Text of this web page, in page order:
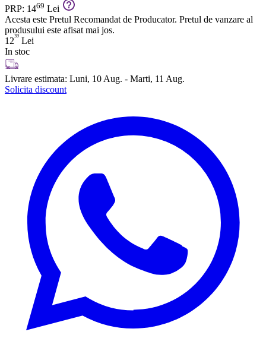
PRP: 1469 Lei
Acesta este Pretul Recomandat de Producator. Pretul de vanzare al
produsului este afisat mai jos.
1239 Lei
In stoc
Livrare estimata: Luni, 10 Aug. - Marti, 11 Aug.
Solicita discount